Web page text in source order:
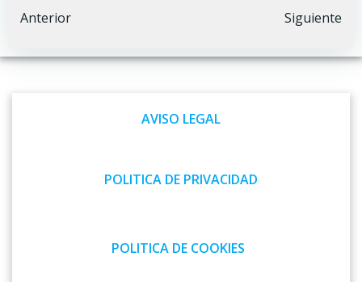
Navegación
por
Anterior
Navegación
por
las
Siguiente
AVISO LEGAL
POLITICA DE PRIVACIDAD
POLITICA DE COOKIES